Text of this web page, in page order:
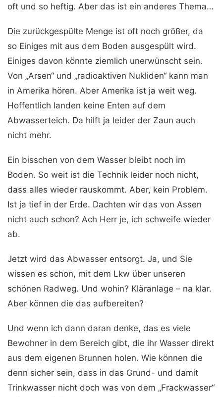
oft und so heftig. Aber das ist ein anderes Thema…
Die zurückgespülte Menge ist oft noch größer, da
so Einiges mit aus dem Boden ausgespült wird.
Einiges davon könnte ziemlich unerwünscht sein.
Von „Arsen“ und „radioaktiven Nukliden“ kann man
in Amerika hören. Aber Amerika ist ja weit weg.
Hoffentlich landen keine Enten auf dem
Abwasserteich. Da hilft ja leider der Zaun auch
nicht mehr.
Ein bisschen von dem Wasser bleibt noch im
Boden. So weit ist die Technik leider noch nicht,
dass alles wieder rauskommt. Aber, kein Problem.
Ist ja tief in der Erde. Dachten wir das von Assen
nicht auch schon? Ach Herr je, ich schweife wieder
ab.
Jetzt wird das Abwasser entsorgt. Ja, und Sie
wissen es schon, mit dem Lkw über unseren
schönen Radweg. Und wohin? Kläranlage – na klar.
Aber können die das aufbereiten?
Und wenn ich dann daran denke, das es viele
Bewohner in dem Bereich gibt, die ihr Wasser direkt
aus dem eigenen Brunnen holen. Wie können die
denn sicher sein, dass in das Grund- und damit
Trinkwasser nicht doch was von dem „Frackwasser“